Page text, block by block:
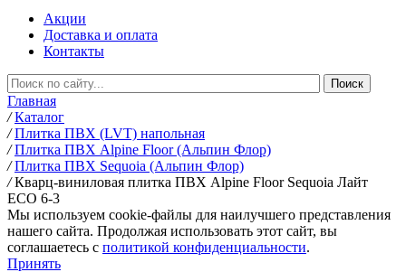
Акции
Доставка и оплата
Контакты
Главная
/ Каталог
/ Плитка ПВХ (LVT) напольная
/ Плитка ПВХ Alpine Floor (Альпин Флор)
/ Плитка ПВХ Sequoia (Альпин Флор)
/ Кварц-виниловая плитка ПВХ Alpine Floor Sequoia Лайт
ECO 6-3
Мы используем cookie-файлы для наилучшего представления
нашего сайта. Продолжая использовать этот сайт, вы
соглашаетесь c политикой конфиденциальности.
Принять